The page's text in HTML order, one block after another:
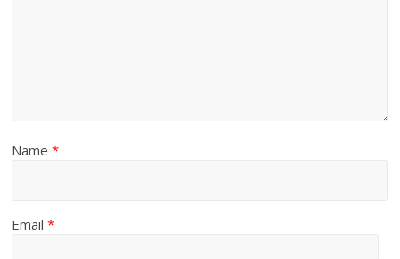
Name*
Email*